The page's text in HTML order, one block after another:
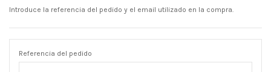
Introduce la referencia del pedido y el email utilizado en la compra.
Referencia del pedido